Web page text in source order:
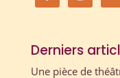
Derniers
Une pièce de